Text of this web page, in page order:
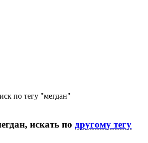
по тегу "мегдан"
, искать по другому тегу